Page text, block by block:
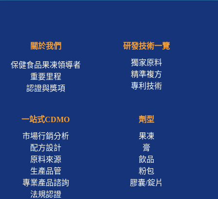
關於我們
保健食品果凍領導者
重要里程
認證與獎項
研發技術一覽
獨家原料
精準複方
專利技術
一站式CDMO
市場行銷分析
配方設計
原料來源
生產品管
專業產品諮詢
法規認證
劑型
果凍
膏
飲品
粉包
膠囊/錠片